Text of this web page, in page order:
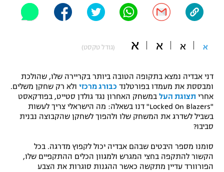
"מחצית בשכונה" – פודקאסט
משתתפים וזוכים בפרסים
תקנון משתתפים וזוכים בפרסים
תקנון עבור פעילות אלקטרה
תקנון עבור פעילות ספורט 1 – "מרלן"
טניס
גיימינג E-Sports
תנאי שימוש
אופניים
ספורט מוטורי
פוטבול אמריקאי NFL
בייסבול MLB
אומנויות לחימה
א א א א (גודל טקסט)
דני אבדיה נמצא בתקופה הטובה ביותר בקריירה שלו, שהולכת
ומבססת את מעמדו בפורטלנד כבורג מרכזי ולא רק שחקן משלים.
אחרי תצוגת העל במשחק האחרון נגד גולדן סטייט, בפודקאסט
"Locked On Blazers" דנו בשאלה: מה הישראלי צריך לעשות
בשביל לשדרג את המשחק שלו ולהפוך לשחקן שהקבוצה נבנית
סביבו?
סומנו מספר היבטים שבהם אבדיה יכול לקפוץ מדרגה. בכל
הקשור להתקפה בחצי המגרש ולמגוון הכלים ההתקפיים שלו,
הפורוורד עדיין מתקשה כאשר ההגנות סוגרות את הצבע